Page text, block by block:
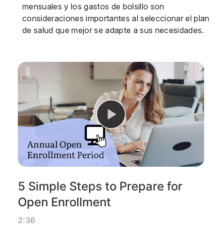
mensuales y los gastos de bolsillo son
consideraciones importantes al seleccionar el plan
de salud que mejor se adapte a sus necesidades.